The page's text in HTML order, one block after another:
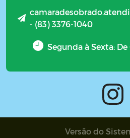
- (83) 3376-1040
Segunda à Sexta:
Versão do